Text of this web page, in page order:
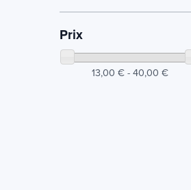
Prix
13,00 € - 40,00 €